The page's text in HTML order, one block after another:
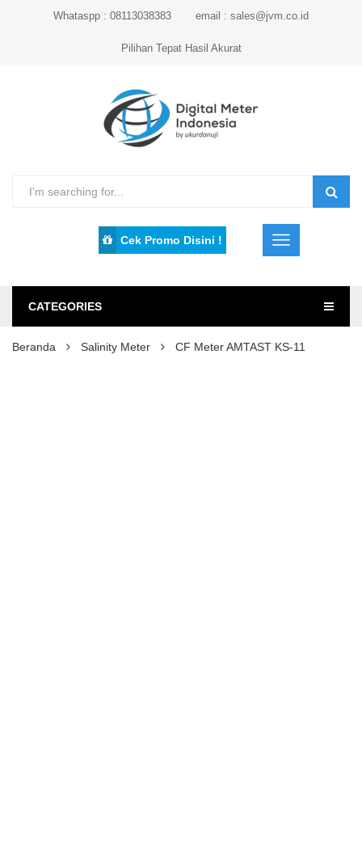
Whataspp : 08113038383 email : sales@jvm.co.id
Pilihan Tepat Hasil Akurat
Cek Promo Disini !
CATEGORIES
Beranda Salinity Meter CF Meter AMTAST KS-11